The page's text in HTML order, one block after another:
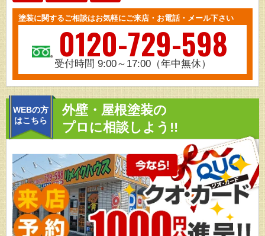
塗装に関するご相談はお気軽にご来店・お電話・メール下さい
0120-729-598
受付時間 9:00～17:00（年中無休）
WEBの方
はこちら
外壁・屋根塗装の
プロに相談しよう!!